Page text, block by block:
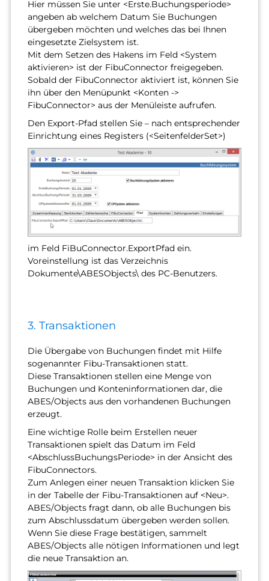
Hier müssen Sie unter <Erste.Buchungsperiode>
angeben ab welchem Datum Sie Buchungen
übergeben möchten und welches das bei Ihnen
eingesetzte Zielsystem ist.
Mit dem Setzen des Hakens im Feld <System
aktivieren> ist der FibuConnector freigegeben.
Sobald der FibuConnector aktiviert ist, können Sie
ihn über den Menüpunkt <Konten ->
FibuConnector> aus der Menüleiste aufrufen.
Den Export-Pfad stellen Sie – nach entsprechender
Einrichtung eines Registers (<SeitenfelderSet>)
im Feld FiBuConnector.ExportPfad ein.
Voreinstellung ist das Verzeichnis
Dokumente\ABESObjects\ des PC-Benutzers.
3. Transaktionen
Die Übergabe von Buchungen findet mit Hilfe
sogenannter Fibu-Transaktionen statt.
Diese Transaktionen stellen eine Menge von
Buchungen und Konteninformationen dar, die
ABES/Objects aus den vorhandenen Buchungen
erzeugt.
Eine wichtige Rolle beim Erstellen neuer
Transaktionen spielt das Datum im Feld
<AbschlussBuchungsPeriode> in der Ansicht des
FibuConnectors.
Zum Anlegen einer neuen Transaktion klicken Sie
in der Tabelle der Fibu-Transaktionen auf <Neu>.
ABES/Objects fragt dann, ob alle Buchungen bis
zum Abschlussdatum übergeben werden sollen.
Wenn Sie diese Frage bestätigen, sammelt
ABES/Objects alle nötigen Informationen und legt
die neue Transaktion an.